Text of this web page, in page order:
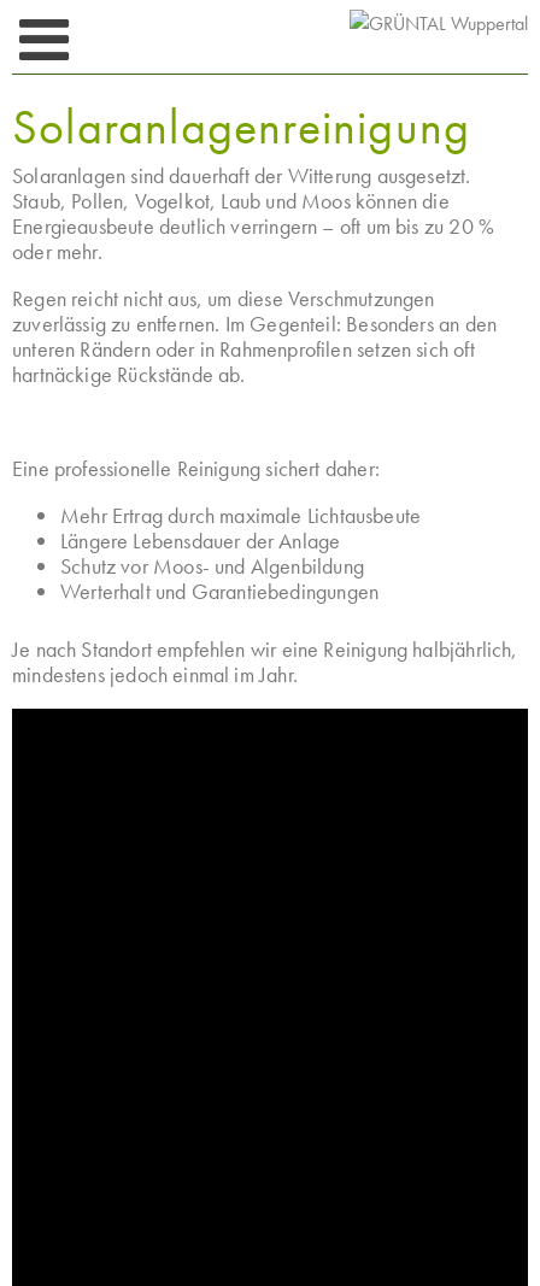
Skip
content
Solaranlagenreinigung
Solaranlagen sind dauerhaft der Witterung ausgesetzt.
Staub, Pollen, Vogelkot, Laub und Moos können die
Energieausbeute deutlich verringern – oft um bis zu 20 %
oder mehr.
Regen reicht nicht aus, um diese Verschmutzungen
zuverlässig zu entfernen. Im Gegenteil: Besonders an den
unteren Rändern oder in Rahmenprofilen setzen sich oft
hartnäckige Rückstände ab.
Eine professionelle Reinigung sichert daher:
Mehr Ertrag durch maximale Lichtausbeute
Längere Lebensdauer der Anlage
Schutz vor Moos- und Algenbildung
Werterhalt und Garantiebedingungen
Je nach Standort empfehlen wir eine Reinigung halbjährlich,
mindestens jedoch einmal im Jahr.